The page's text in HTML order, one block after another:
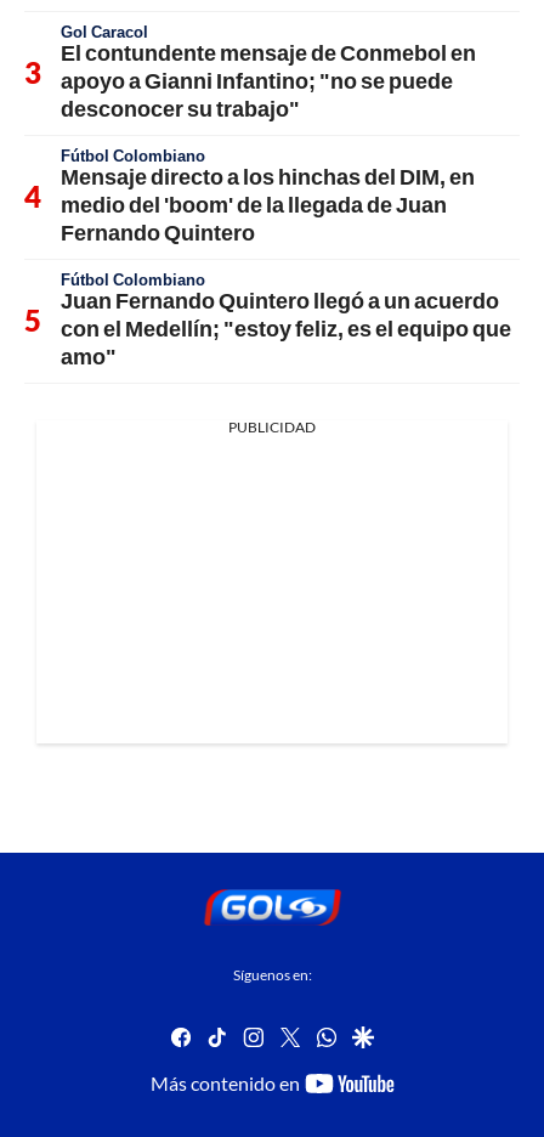
Gol Caracol
El contundente mensaje de Conmebol en
apoyo a Gianni Infantino; "no se puede
desconocer su trabajo"
Fútbol Colombiano
Mensaje directo a los hinchas del DIM, en
medio del 'boom' de la llegada de Juan
Fernando Quintero
Fútbol Colombiano
Juan Fernando Quintero llegó a un acuerdo
con el Medellín; "estoy feliz, es el equipo que
amo"
PUBLICIDAD
Síguenos en:
facebook
tiktok instagram
twitterwhatsapp
google
Más contenido en
youtube-